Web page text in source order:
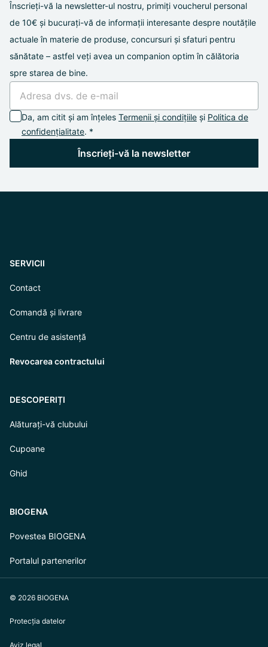
Înscrieți-vă la newsletter-ul nostru, primiți voucherul personal
de 10€ și bucurați-vă de informații interesante despre noutățile
actuale în materie de produse, concursuri și sfaturi pentru
sănătate – astfel veți avea un companion optim în călătoria
spre starea de bine.
Da, am citit și am înțeles Termenii și condițiile și Politica de
confidențialitate. *
Înscrieți-vă la newsletter
SERVICII
Contact
Comandă și livrare
Centru de asistență
Revocarea contractului
DESCOPERIȚI
Alăturați-vă clubului
Cupoane
Ghid
BIOGENA
Povestea BIOGENA
Portalul partenerilor
© 2026 BIOGENA
Protecția datelor
Aviz legal